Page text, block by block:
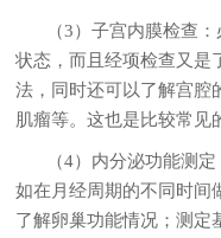
（3）子宫内膜检查：
状态，而且经项检查又是
法，同时还可以了解宫腔
肌瘤等。这也是比较常见
（4）内分泌功能测定
如在月经周期的不同时间
了解卵巢功能情况；测定